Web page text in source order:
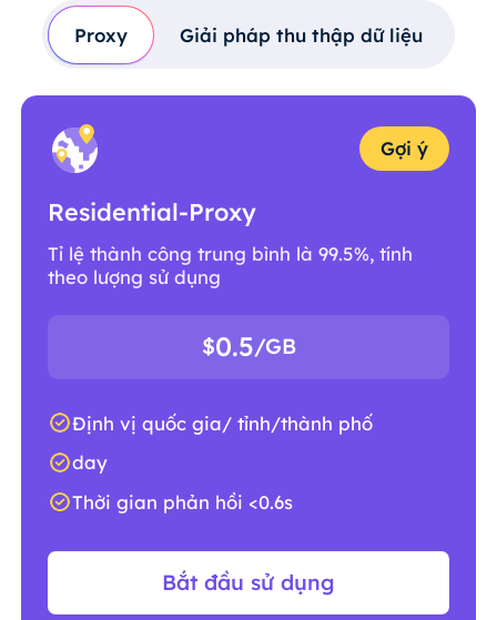
Proxy Giải pháp thu thập dữ liệu
Gợi ý
Residential-Proxy
Tỉ lệ thành công trung bình là 99.5%, tính
theo lượng sử dụng
$0.5/GB
Định vị quốc gia/ tỉnh/thành phố
day
Thời gian phản hồi <0.6s
Bắt đầu sử dụng